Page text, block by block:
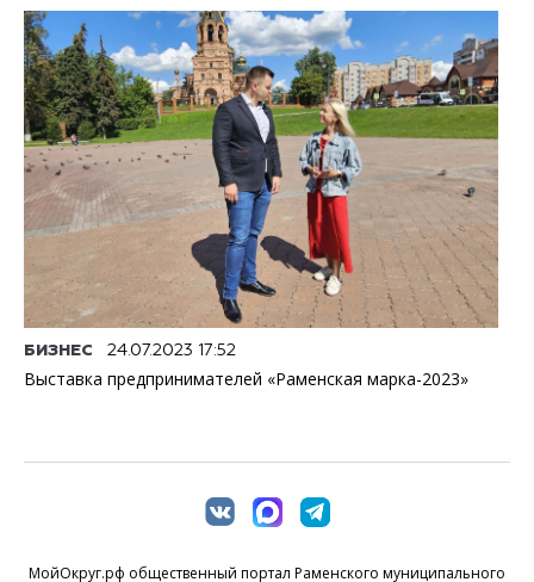
БИЗНЕС 24.07.2023 17:52
Выставка предпринимателей «Раменская марка-2023»
МойОкруг.рф общественный портал Раменского муниципального